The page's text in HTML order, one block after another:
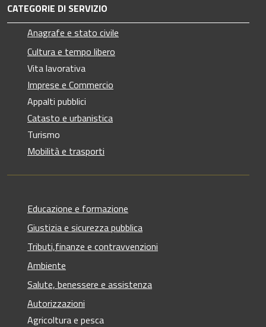
CATEGORIE DI SERVIZIO
Anagrafe e stato civile
Cultura e tempo libero
Vita lavorativa
Imprese e Commercio
Appalti pubblici
Catasto e urbanistica
Turismo
Mobilità e trasporti
Educazione e formazione
Giustizia e sicurezza pubblica
Tributi,finanze e contravvenzioni
Ambiente
Salute, benessere e assistenza
Autorizzazioni
Agricoltura e pesca